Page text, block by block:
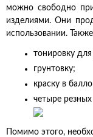
можно свободно
изделиями. Они
использовании.
тонировку
грунтовку;
краску в
четыре
Помимо этого,